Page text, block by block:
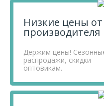
Низкие цены от
производителя
Держим цены!
распродажи, скидки
оптовикам.